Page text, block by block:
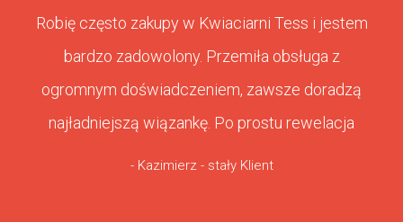
Robię często zakupy w Kwiaciarni Tess i jestem
bardzo zadowolony. Przemiła obsługa z
ogromnym doświadczeniem, zawsze doradzą
najładniejszą wiązankę. Po prostu rewelacja
- Kazimierz - stały Klient